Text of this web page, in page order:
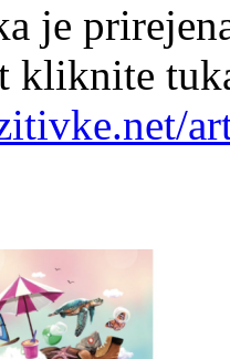
je
kliknite